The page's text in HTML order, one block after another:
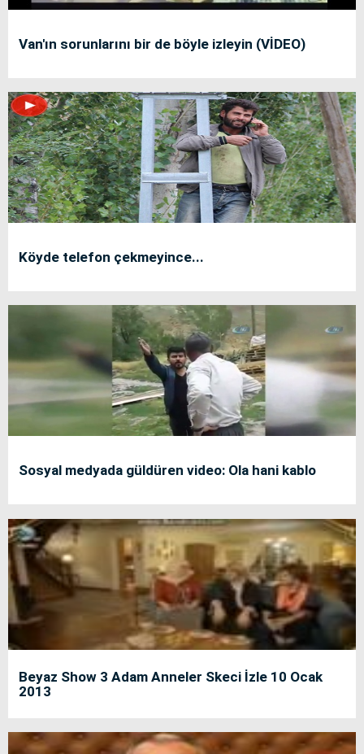
Van'ın sorunlarını bir de böyle izleyin (VİDEO)
Köyde telefon çekmeyince...
Sosyal medyada güldüren video: Ola hani kablo
Beyaz Show 3 Adam Anneler Skeci İzle 10 Ocak
2013